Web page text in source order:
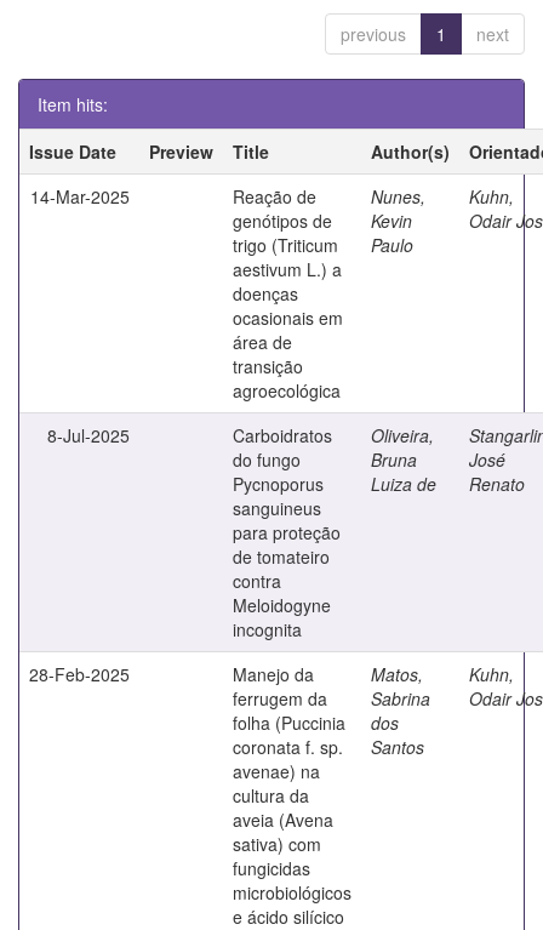
previous 1 next
Item hits:
Issue Date
Preview Title Author(s)
14-Mar-2025
Reação de
genótipos de
trigo (Triticum
aestivum L.) a
doenças
ocasionais em
área de
transição
agroecológica
Nunes,
Kevin
Paulo
Kuhn,
Odair
8-Jul-2025
Carboidratos
do fungo
Pycnoporus
sanguineus
para proteção
de tomateiro
contra
Meloidogyne
incognita
Oliveira,
Bruna
Luiza de
José
Renato
28-Feb-2025
Manejo da
ferrugem da
folha (Puccinia
coronata f. sp.
avenae) na
cultura da
aveia (Avena
sativa) com
fungicidas
microbiológicos
e ácido silícico
Matos,
Sabrina
dos
Santos
Kuhn,
Odair